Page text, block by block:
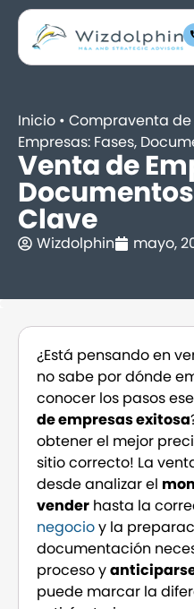
Inicio • Compraventa de
Empresas: Fases,
Venta de
Clave
Wizdolphin mayo,
¿Está pensando en
no sabe por dónde
conocer los pasos
de empresas exitosa
obtener el mejor
sitio correcto! La
desde analizar el
vender hasta la
negocioy la
documentación
proceso y
puede marcar la